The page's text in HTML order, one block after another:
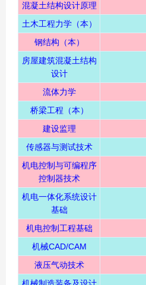
混凝土结构设计原理
土木工程力学（本）
钢结构（本）
房屋建筑混凝土结构
设计
流体力学
桥梁工程（本）
建设监理
传感器与测试技术
机电控制与可编程序
控制器技术
机电一体化系统设计
基础
机电控制工程基础
机械CAD/CAM
液压气动技术